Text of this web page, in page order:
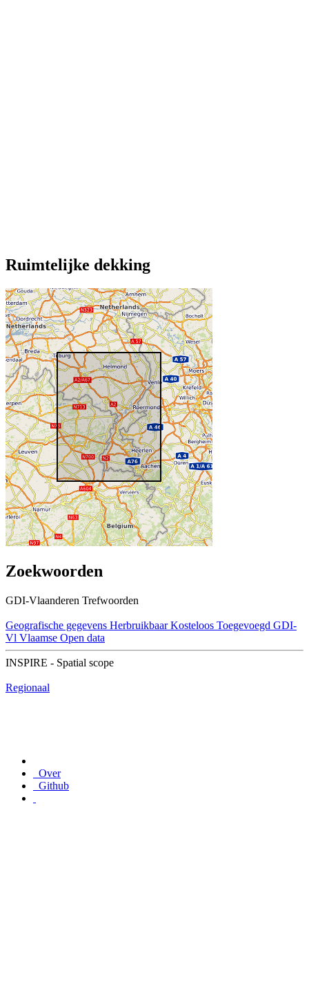
Ruimtelijke dekking
Zoekwoorden
GDI-Vlaanderen Trefwoorden
Geografische gegevens Herbruikbaar Kosteloos Toegevoegd GDI-
Vl Vlaamse Open data
INSPIRE - Spatial scope
Regionaal
Over
Github